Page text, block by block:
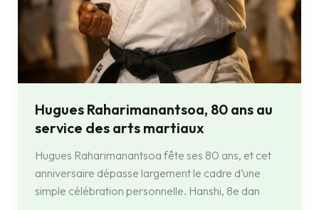
Hugues Raharimanantsoa, 80 ans au
service des arts martiaux
Hugues Raharimanantsoa fête ses 80 ans, et cet
anniversaire dépasse largement le cadre d’une
simple célébration personnelle. Hanshi, 8e dan